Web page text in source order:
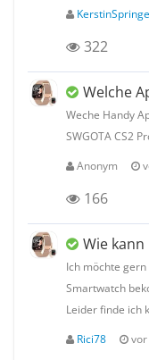
322
Welche
Weche Handy
SWGOTA CS2
Anonym
166
Wie
Ich möchte
Smartwatch
Leider finde ich
Rici78 vor